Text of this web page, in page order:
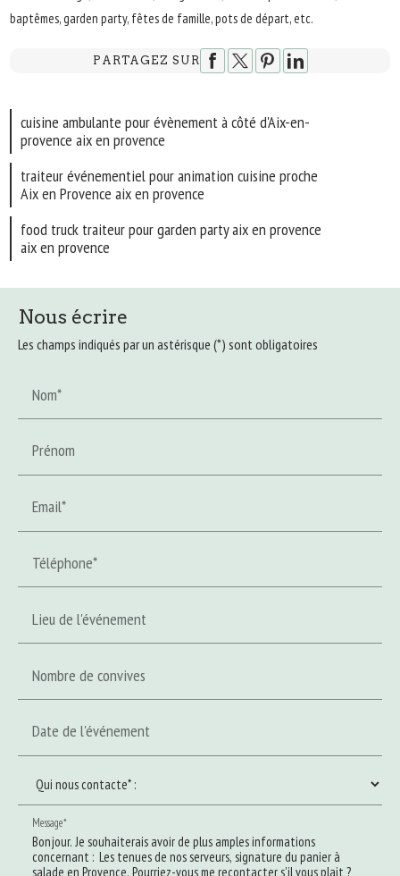
baptêmes, garden party, fêtes de famille, pots de départ, etc.
PARTAGEZ SUR
cuisine ambulante pour évènement à côté d'Aix-en-
provence aix en provence
traiteur événementiel pour animation cuisine proche
Aix en Provence aix en provence
food truck traiteur pour garden party aix en provence
aix en provence
Nous écrire
Les champs indiqués par un astérisque (*) sont obligatoires
Nom*
Prénom
Email*
Téléphone*
Lieu de l'événement
Nombre de convives
Date de l'événement
Message*